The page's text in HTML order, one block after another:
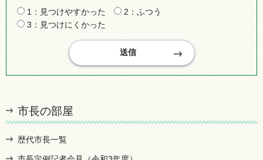
1：見つけやすかった
2：ふつう
3：見つけにくかった
市長の部屋
歴代市長一覧